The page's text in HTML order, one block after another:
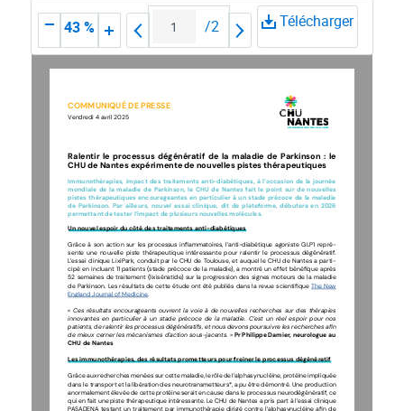
43 %
/2 Télécharger
Ralentir  le  processus  dégénératif  de  la  maladie  de  Parkinson  :  le
CHU de Nantes expérimente de nouvelles pistes thérapeutiques
COMMUNIQUÉ DE PRESSE
Immunothérapies,  impact  des  traitements  anti-diabétiques,  à  l’occasion  de  la  journée
mondiale  de  la  maladie  de  Parkinson,  le  CHU  de  Nantes  fait  le  point  sur  de  nouvelles
pistes  thérapeutiques  encourageantes  en  particulier  à  un  stade  précoce  de  la  maladie
de  Parkinson.  Par  ailleurs,  nouvel  essai  clinique,  dit  de  plateforme,  débutera  en  2026
permettant de tester l’impact de plusieurs nouvelles molécules.
Un nouvel espoir du côté des traitements anti-diabétiques
Grâce à son action sur les processus inflammatoires, l’anti-diabétique agoniste GLP1 repré
sente une nouvelle piste thérapeutique intéressante pour ralentir le processus dégénératif.
L’essai clinique LixiPark, conduit par le CHU de Toulouse, et auquel le CHU de Nantes a parti-
cipé en incluant 11 patients (stade précoce de la maladie), a montré un effet bénéfique après
52 semaines de traitement (lixisénatide) sur la progression des signes moteurs de la maladie
de Parkinson. Les résultats de cette étude ont été publiés dans la revue scientifique The New
England Journal of Medicine
« Ces  résultats  encourageants  ouvrent  la  voie  à  de  nouvelles  recherches  sur  des  thérapies
innovantes  en  particulier  à  un  stade  précoce  de  la  maladie.  C’est  un  réel  espoir  pour  nos
patients, de ralentir les processus dégénératifs, et nous devons poursuivre les recherches afin
de mieux cerner les mécanismes d’action sous-jacents. » Pr Philippe Damier, neurologue au
CHU de Nantes
Les immunothérapies, des résultats prometteurs pour freiner le processus dégénératif
Grâce aux recherches menées sur cette maladie, le rôle de l’alphasynucléine, protéine impliquée
dans le transport et la libération des neurotransmetteurs*, a pu être démontré. Une production
anormalement élevée de cette protéine serait en cause dans le processus neurodégénératif, ce
qui en fait une piste thérapeutique intéressante. Le CHU de Nantes a pris part à l’essai clinique
PASADENA testant un traitement par immunothérapie dirigé contre l’alphasynucléine afin de
Vendredi 4 avril 2025